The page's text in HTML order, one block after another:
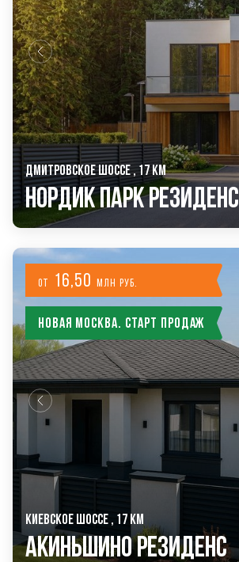
ДМИТРОВСКОЕ ШОССЕ , 17 КМ
Нордик Парк Резиденс
от 16,50 млн руб.
Новая Москва. Старт продаж
КИЕВСКОЕ ШОССЕ , 17 КМ
Акиньшино Резиденс